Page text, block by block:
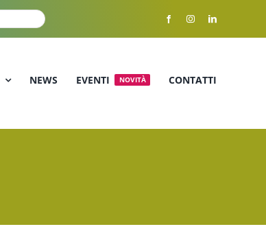
NEWS EVENTI NOVITÀ CONTATTI